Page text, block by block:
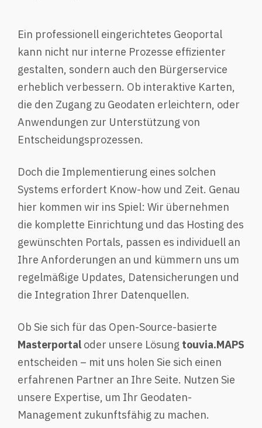
Ein professionell eingerichtetes Geoportal
kann nicht nur interne Prozesse effizienter
gestalten, sondern auch den Bürgerservice
erheblich verbessern. Ob interaktive Karten,
die den Zugang zu Geodaten erleichtern, oder
Anwendungen zur Unterstützung von
Entscheidungsprozessen.
Doch die Implementierung eines solchen
Systems erfordert Know-how und Zeit. Genau
hier kommen wir ins Spiel: Wir übernehmen
die komplette Einrichtung und das Hosting des
gewünschten Portals, passen es individuell an
Ihre Anforderungen an und kümmern uns um
regelmäßige Updates, Datensicherungen und
die Integration Ihrer Datenquellen.
Ob Sie sich für das Open-Source-basierte
Masterportal oder unsere Lösung touvia.MAPS
entscheiden – mit uns holen Sie sich einen
erfahrenen Partner an Ihre Seite. Nutzen Sie
unsere Expertise, um Ihr Geodaten-
Management zukunftsfähig zu machen.